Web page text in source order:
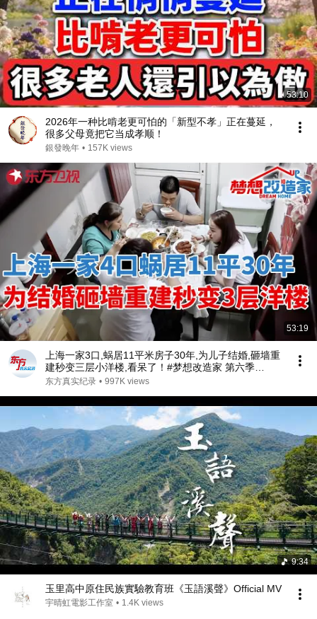
53:10
2026年一种比啃老更可怕的「新型不孝」正在蔓延，
很多父母竟把它当成孝顺！
銀發晚年 • 157K views
53:19
上海一家3口,蜗居11平米房子30年,为儿子结婚,砸墙重
建秒变三层小洋楼,看呆了！#梦想改造家 第六季
S06EP02
东方真实纪录 • 997K views
9:34
玉里高中原住民族實驗教育班《玉語溪聲》Official MV
宇晴虹電影工作室 • 1.4K views